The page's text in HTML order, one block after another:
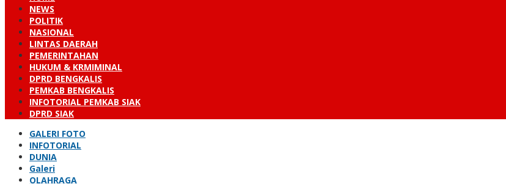
NEWS
POLITIK
NASIONAL
LINTAS DAERAH
PEMERINTAHAN
HUKUM & KRMIMINAL
DPRD BENGKALIS
PEMKAB BENGKALIS
INFOTORIAL PEMKAB SIAK
DPRD SIAK
GALERI FOTO
INFOTORIAL
DUNIA
Galeri
OLAHRAGA